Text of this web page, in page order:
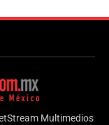
Multimedios